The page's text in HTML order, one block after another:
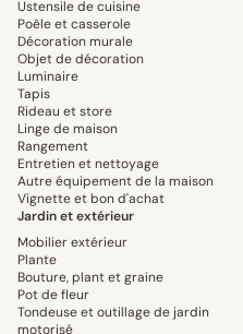
Ustensile de cuisine
Poêle et casserole
Décoration murale
Objet de décoration
Luminaire
Tapis
Rideau et store
Linge de maison
Rangement
Entretien et nettoyage
Autre équipement de la maison
Vignette et bon d'achat
Jardin et extérieur
Mobilier extérieur
Plante
Bouture, plant et graine
Pot de fleur
Tondeuse et outillage de jardin
motorisé